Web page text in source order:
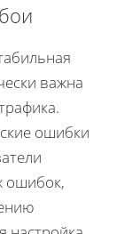
важна
ошибки
ошибок,